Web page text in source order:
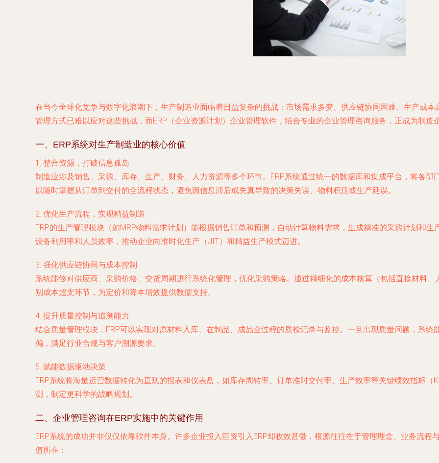
在当今全球化竞争与数字化浪潮下，生产制造业面临着日益复杂的挑战：市场需求多变、供应链协同困难、生产成
管理方式已难以应对这些挑战，而ERP（企业资源计划）企业管理软件，结合专业的企业管理咨询服务，正成为制
一、ERP系统对生产制造业的核心价值
1. 整合资源，打破信息孤岛
制造业涉及销售、采购、库存、生产、财务、人力资源等多个环节。ERP系统通过统一的数据库和集成平台，将各
以随时掌握从订单到交付的全流程状态，避免因信息滞后或失真导致的决策失误、物料积压或生产延误。
2. 优化生产流程，实现精益制造
ERP的生产管理模块（如MRP物料需求计划）能根据销售订单和预测，自动计算物料需求，生成精准的采购计划和
设备利用率和人员效率，推动企业向准时化生产（JIT）和精益生产模式迈进。
3. 强化供应链协同与成本控制
系统能够对供应商、采购价格、交货周期进行系统化管理，优化采购策略。通过精细化的成本核算（包括直接材料
别成本超支环节，为定价和降本增效提供数据支持。
4. 提升质量控制与追溯能力
结合质量管理模块，ERP可以实现对原材料入库、在制品、成品全过程的质检记录与监控。一旦出现质量问题，系
偏，满足行业合规与客户溯源要求。
5. 赋能数据驱动决策
ERP系统将海量运营数据转化为直观的报表和仪表盘，如库存周转率、订单准时交付率、生产效率等关键绩效指标
测，制定更科学的战略规划。
二、企业管理咨询在ERP实施中的关键作用
ERP系统的成功并非仅仅依靠软件本身。许多企业投入巨资引入ERP却收效甚微，根源往往在于管理理念、业务流
值所在：